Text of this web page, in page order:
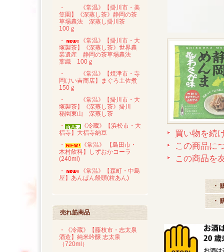
・
《常温》【掛川市・美
笠園】《深蒸し茶》静岡の茶
草場農法 深蒸し掛川茶
100ｇ
・
《常温》【掛川市・大
塚製茶】《深蒸し茶》世界農
業遺産 静岡の茶草場農法
葉織 100ｇ
・
《常温》【焼津市・寺
岡けい吉商店】まぐろ土佐煮
150ｇ
・
《常温》【掛川市・大
塚製茶】《深蒸し茶》掛川
秘園東山 深蒸し茶
・
《冷蔵》【浜松市・大
福寺】大福寺納豆
・
《常温》 【島田市・
木村飲料】しずおかコーラ
(240ml)
・
《常温》【森町・中島
屋】あんぱん饅頭(粒あん)
売れ筋商品
・《冷蔵》【藤枝市・志太泉
酒造】純米吟醸 志太泉
（720ml）
買い物を続
この商品に
この商品を
・
・